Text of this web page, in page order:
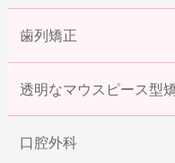
歯列矯正
透明なマウスピース型
口腔外科